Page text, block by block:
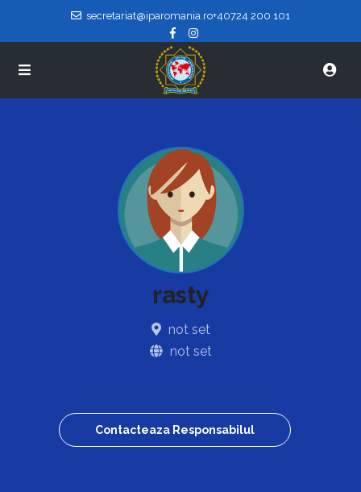
secretariat@iparomania.ro+40724 200 101
rasty
not set
not set
Contacteaza Responsabilul